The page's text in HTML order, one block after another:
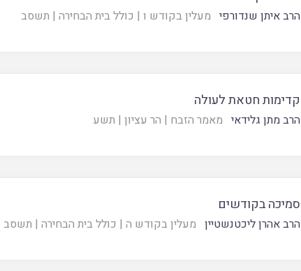
הרב איתן שנדורפי מעלין בקודש ו | כולל בית הבחירה | תשסב
קדימות חטאת לעולה
הרב מתן גלידאי מאמר הזבח | הר עציון | תשע
סמיכה בקודשים
הרב אהרן ליכטנשטיין מעלין בקודש ה | כולל בית הבחירה | תשסב